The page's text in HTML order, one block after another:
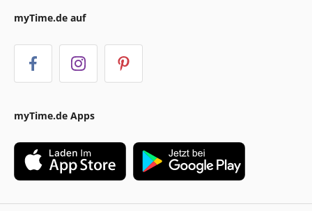
myTime.de auf
myTime.de Apps